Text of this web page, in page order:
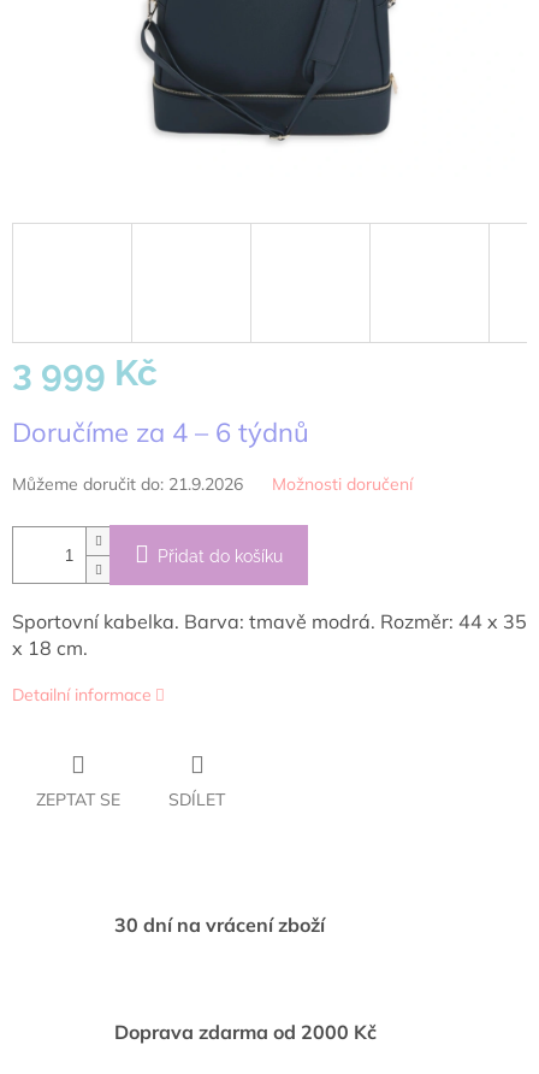
3 999 Kč
cena:
Doručíme za 4 – 6 týdnů
Můžeme doručit do: 21.9.2026 Možnosti doručení
Přidat do košíku
Sportovní kabelka. Barva: tmavě modrá. Rozměr: 44 x 35
x 18 cm.
Detailní informace
ZEPTAT SE SDÍLET
30 dní na vrácení zboží
Doprava zdarma od 2000 Kč